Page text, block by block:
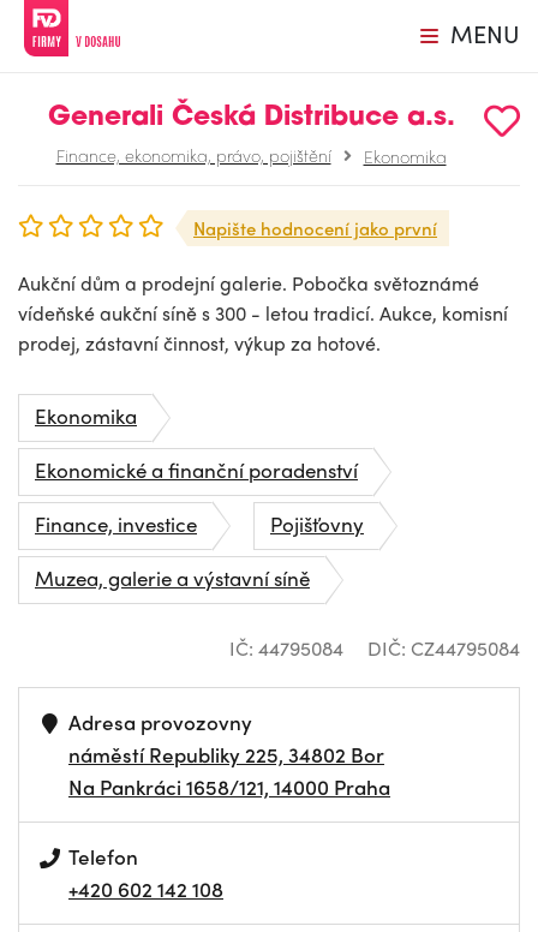
MENU
Generali Česká Distribuce a.s.
Finance, ekonomika, právo, pojištění Ekonomika
Napište hodnocení jako první
Aukční dům a prodejní galerie. Pobočka světoznámé
vídeňské aukční síně s 300 - letou tradicí. Aukce, komisní
prodej, zástavní činnost, výkup za hotové.
Ekonomika
Ekonomické a finanční poradenství
Finance, investice
Pojišťovny
Muzea, galerie a výstavní síně
IČ: 44795084 DIČ: CZ44795084
Adresa provozovny
náměstí Republiky 225, 34802 Bor
Na Pankráci 1658/121, 14000 Praha
Telefon
+420 602 142 108